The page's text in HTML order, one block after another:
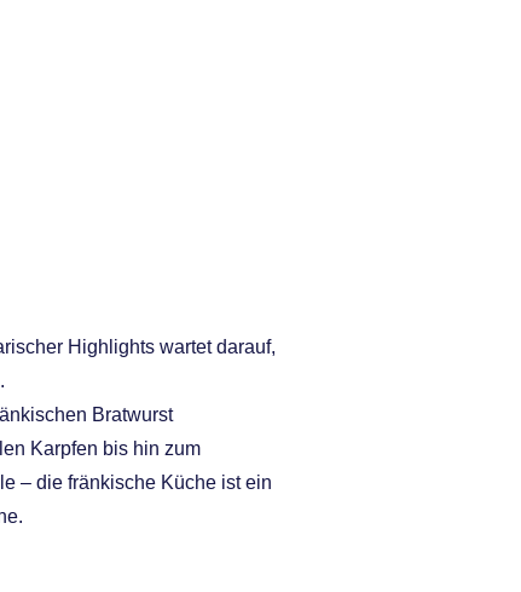
Highlights wartet darauf,
Bratwurst
Karpfen bis hin zum
– die fränkische Küche ist ein